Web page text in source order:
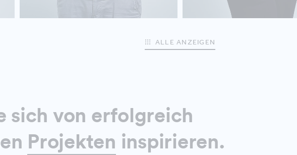
ALLE ANZEIGEN
sich von erfolgreich
Projekten inspirieren.